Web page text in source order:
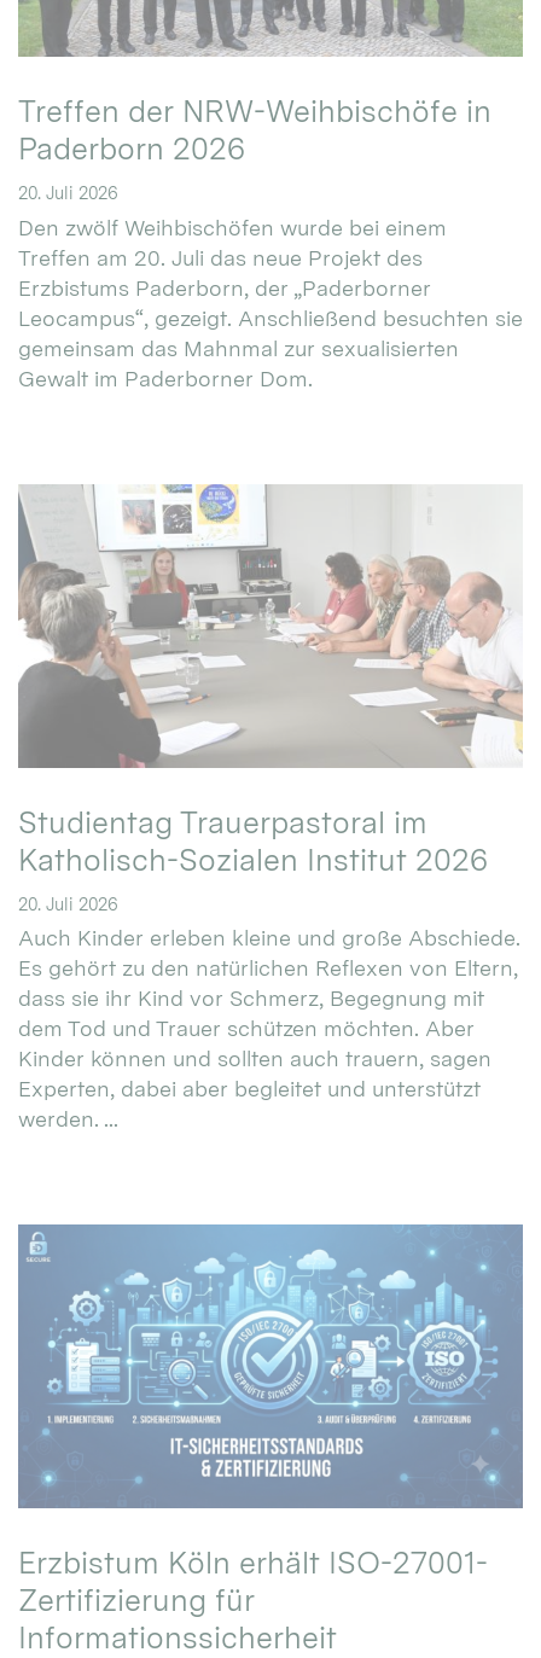
Treffen der NRW-Weihbischöfe in
Paderborn 2026
20. Juli 2026
Den zwölf Weihbischöfen wurde bei einem
Treffen am 20. Juli das neue Projekt des
Erzbistums Paderborn, der „Paderborner
Leocampus“, gezeigt. Anschließend besuchten sie
gemeinsam das Mahnmal zur sexualisierten
Gewalt im Paderborner Dom.
Studientag Trauerpastoral im
Katholisch-Sozialen Institut 2026
20. Juli 2026
Auch Kinder erleben kleine und große Abschiede.
Es gehört zu den natürlichen Reflexen von Eltern,
dass sie ihr Kind vor Schmerz, Begegnung mit
dem Tod und Trauer schützen möchten. Aber
Kinder können und sollten auch trauern, sagen
Experten, dabei aber begleitet und unterstützt
werden. ...
Erzbistum Köln erhält ISO-27001-
Zertifizierung für
Informationssicherheit